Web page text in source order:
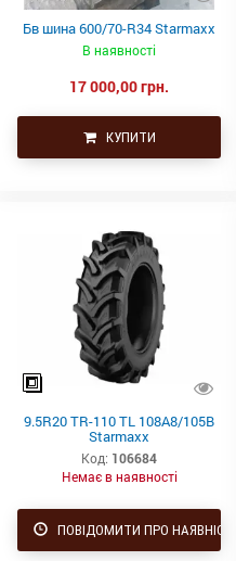
Бв шина 600/70-R34 Starmaxx
В наявності
17 000,00 грн.
КУПИТИ
9.5R20 TR-110 TL 108A8/105B
Starmaxx
Код: 106684
Немає в наявності
ПОВІДОМИТИ ПРО НАЯВНІСТЬ